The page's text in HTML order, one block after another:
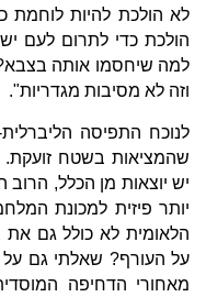
לא הולכת להיות לוחמת
הולכת כדי לתרום לעם
למה שיחסמו אותה
וזה לא מסיבות מגדריות".
לנוכח התפיסה
שהמציאות בשטח
יש יוצאות מן הכלל,
יותר פיזית למכונת
הלאומית לא כולל גם את
על העורף? שאלתי גם
מאחורי הדחיפה